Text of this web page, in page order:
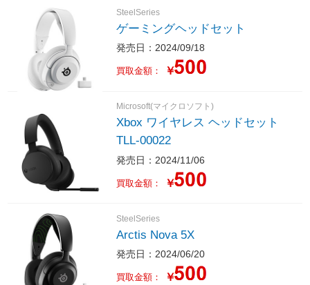
SteelSeries
ゲーミングヘッドセット
発売日：2024/09/18
買取金額： ￥
Microsoft(マイクロソフト)
Xbox ワイヤレス ヘッドセット
TLL-00022
発売日：2024/11/06
買取金額： ￥
SteelSeries
Arctis Nova 5X
発売日：2024/06/20
買取金額： ￥